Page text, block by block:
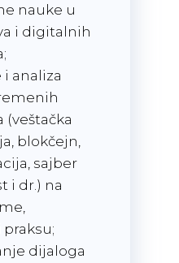
nauke u
i digitalnih
analiza
blokčejn,
sajber
i dr.) na
dijaloga